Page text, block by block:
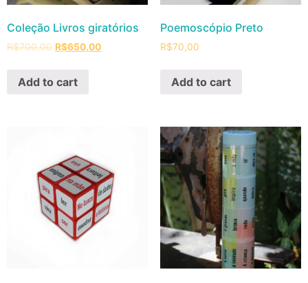
Coleção Livros giratórios
R$700,00 R$650,00
Add to cart
Poemoscópio Preto
R$70,00
Add to cart